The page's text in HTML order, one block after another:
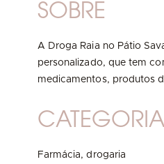
SOBRE
A Droga Raia no Pátio
personalizado, que tem
medicamentos, produtos
Farmácia, drogaria